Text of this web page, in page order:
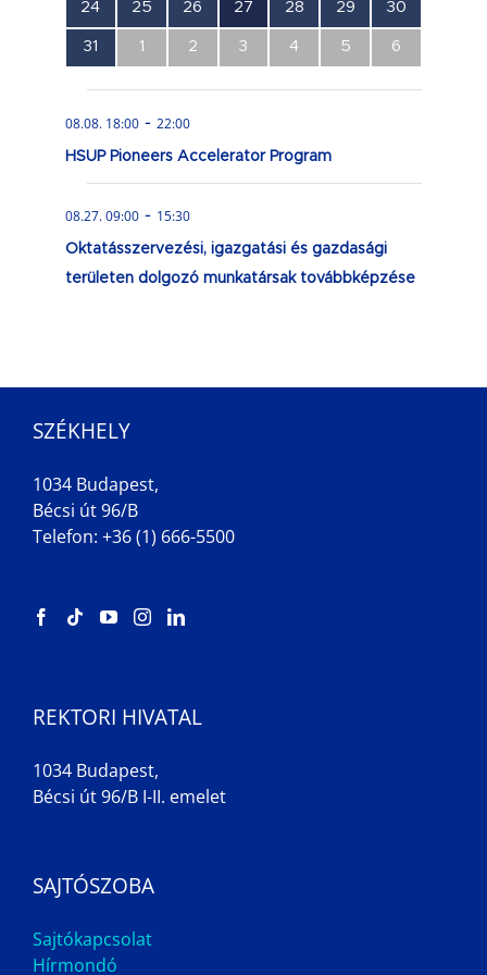
0
esemény,
24
0
esemény,
25
0
esemény,
26
1
esemény,
27
0
esemény,
28
0
esemény,
29
0
esemény,
30
0
esemény,
31
0
esemény,
1
0
esemény,
2
0
esemény,
3
0
esemény,
4
0
esemény,
5
0
esemény,
6
08.08. 18:00 - 22:00
HSUP Pioneers Accelerator Program
08.27. 09:00 - 15:30
Oktatásszervezési, igazgatási és gazdasági
területen dolgozó munkatársak továbbképzése
SZÉKHELY
1034 Budapest,
Bécsi út 96/B
Telefon: +36 (1) 666-5500
REKTORI HIVATAL
1034 Budapest,
Bécsi út 96/B I-II. emelet
SAJTÓSZOBA
Sajtókapcsolat
Hírmondó